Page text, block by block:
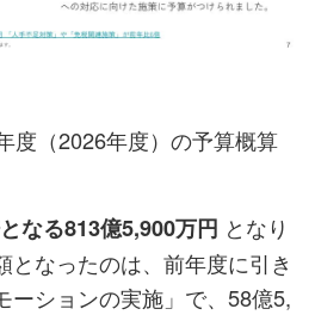
度（2026年度）の予算概算
なる813億5,900万円 となり
となったのは、前年度に引き
ーションの実施」で、58億5,